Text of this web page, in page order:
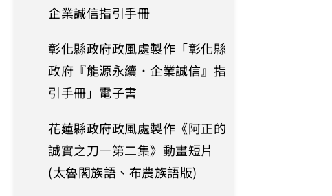
企業誠信指引手冊
彰化縣政府政風處製作「彰化縣
政府『能源永續．企業誠信』指
引手冊」電子書
花蓮縣政府政風處製作《阿正的
誠實之刀—第二集》動畫短片
(太魯閣族語、布農族語版)